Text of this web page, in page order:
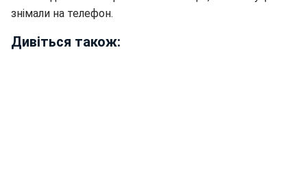
знімали на телефон.
Дивіться також: